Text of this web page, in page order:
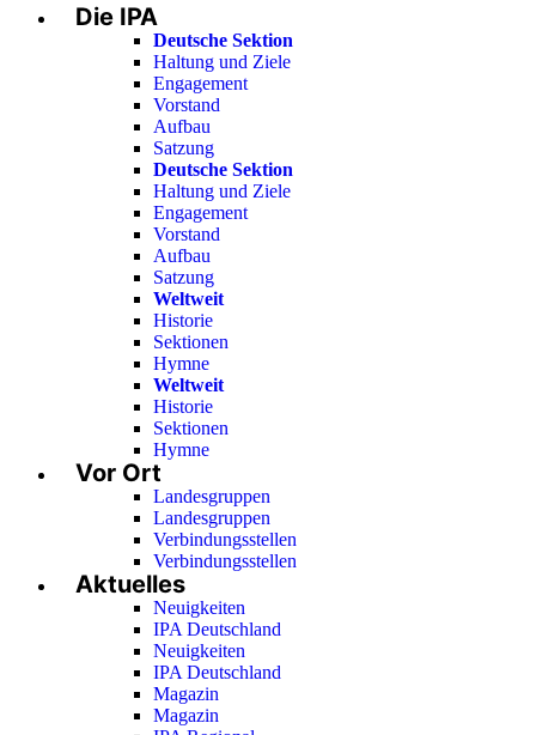
Menu
Die IPA
Deutsche Sektion
Haltung und Ziele
Engagement
Vorstand
Aufbau
Satzung
Deutsche Sektion
Haltung und Ziele
Engagement
Vorstand
Aufbau
Satzung
Weltweit
Historie
Sektionen
Hymne
Weltweit
Historie
Sektionen
Hymne
Vor Ort
Landesgruppen
Landesgruppen
Verbindungsstellen
Verbindungsstellen
Aktuelles
Neuigkeiten
IPA Deutschland
Neuigkeiten
IPA Deutschland
Magazin
Magazin